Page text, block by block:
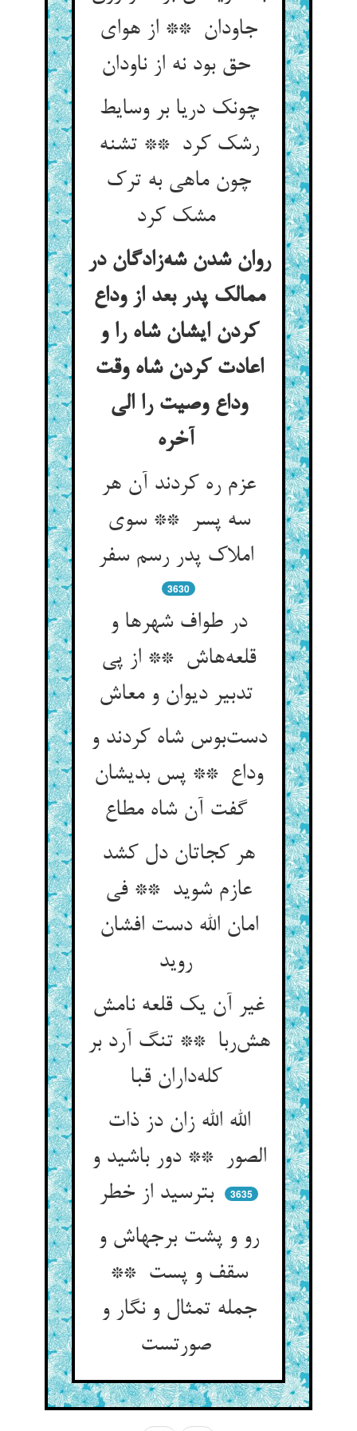
جاودان ** از هوای
حق بود نه از ناودان
چونک دریا بر وسایط
رشک کرد ** تشنه
چون ماهی به ترک
مشک کرد
روان شدن شه‌زادگان در
ممالک پدر بعد از وداع
کردن ایشان شاه را و
اعادت کردن شاه وقت
وداع وصیت را الی
عزم ره کردند آن هر
سه پسر ** سوی
املاک پدر رسم سفر
3630
در طواف شهرها و
قلعه‌هاش ** از پی
تدبیر دیوان و معاش
دست‌بوس شاه کردند و
وداع ** پس بدیشان
گفت آن شاه مطاع
هر کجاتان دل کشد
عازم شوید ** فی
امان الله دست افشان
غیر آن یک قلعه نامش
هش‌ربا ** تنگ آرد بر
کله‌داران قبا
الله الله زان دز ذات
الصور ** دور باشید و
بترسید از خطر
3635
رو و پشت برجهاش و
سقف و پست **
جمله تمثال و نگار و
صورتست